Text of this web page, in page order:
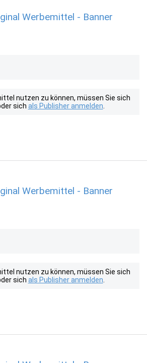
Werbemittel - Banner
nutzen zu können, müssen Sie sich
sich als Publisher anmelden
Werbemittel - Banner
nutzen zu können, müssen Sie sich
sich als Publisher anmelden